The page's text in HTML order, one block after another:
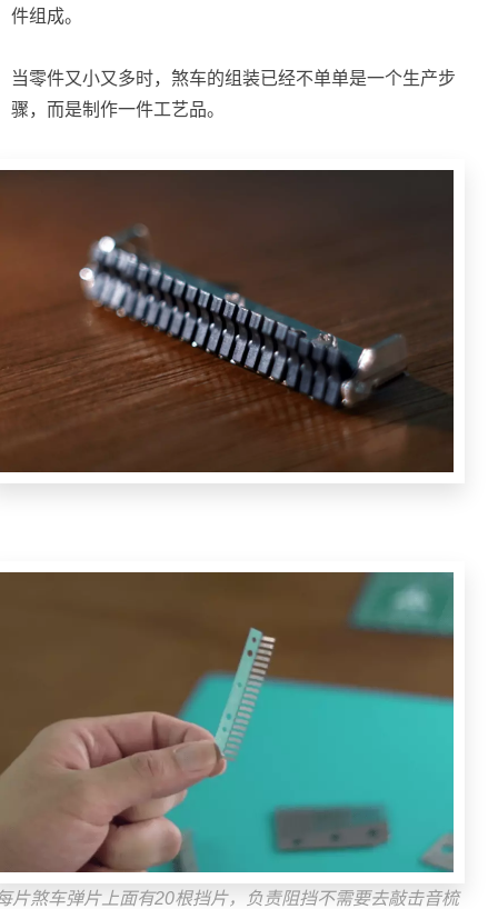
件组成。
当零件又小又多时，煞车的组装已经不单单是一个生产步
骤，而是制作一件工艺品。
片煞车弹片上面有20根挡片，负责阻挡不需要去敲击音梳